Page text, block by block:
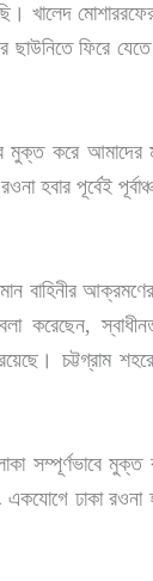
খালেদ
ফিরে
মুক্ত করে আমাদের
হবার পূর্বেই
করেছেন,
চট্টগ্রাম
মুক্ত
ঢাকা রওনা